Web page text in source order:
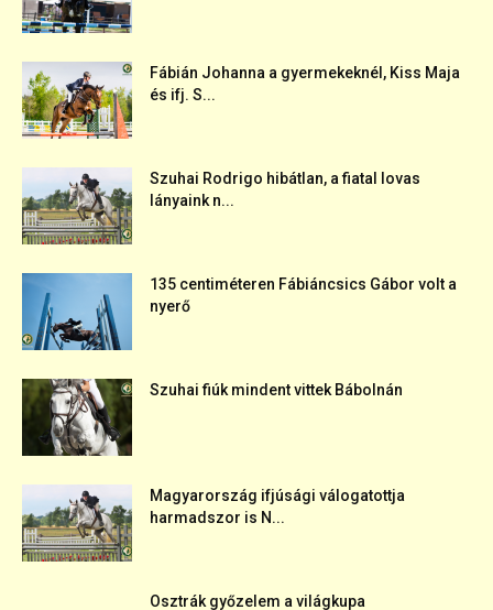
Fábián Johanna a gyermekeknél, Kiss Maja
és ifj. S...
Szuhai Rodrigo hibátlan, a fiatal lovas
lányaink n...
135 centiméteren Fábiáncsics Gábor volt a
nyerő
Szuhai fiúk mindent vittek Bábolnán
Magyarország ifjúsági válogatottja
harmadszor is N...
Osztrák győzelem a világkupa